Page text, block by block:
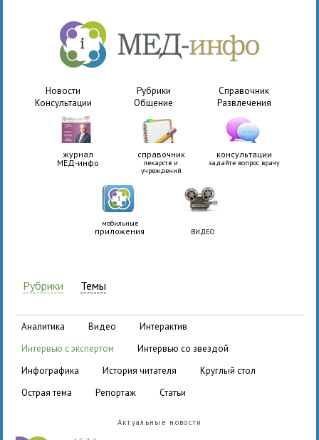
Новости Рубрики
Справочник
Консультации
Общение Развлечения
журнал
МЕД-инфо
справочник
лекарств и
учреждений
консультации
задайте вопрос врачу
мобильные
приложения ВИДЕО
Рубрики Темы
аналитика видео
интерактив
интервью с экспертом
интервью со звездой
инфографика
история читателя
круглый стол
острая тема
репортаж статьи
Актуальные новости